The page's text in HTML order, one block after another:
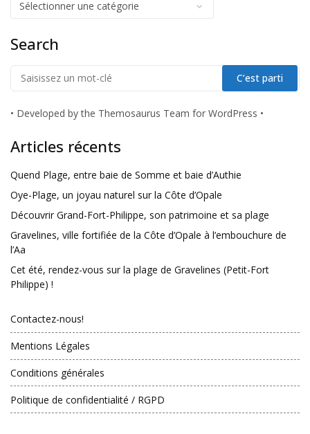
Search
• Developed by the Themosaurus Team for WordPress •
Articles récents
Quend Plage, entre baie de Somme et baie d’Authie
Oye-Plage, un joyau naturel sur la Côte d’Opale
Découvrir Grand-Fort-Philippe, son patrimoine et sa plage
Gravelines, ville fortifiée de la Côte d’Opale à l’embouchure de
l’Aa
Cet été, rendez-vous sur la plage de Gravelines (Petit-Fort
Philippe) !
Contactez-nous!
Mentions Légales
Conditions générales
Politique de confidentialité / RGPD